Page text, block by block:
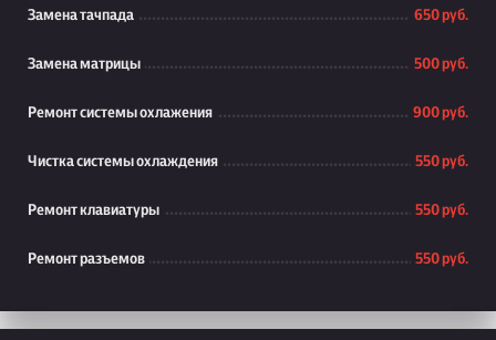
Замена тачпада 650 руб.
Замена матрицы 500 руб.
Ремонт системы охлажения 900 руб.
Чистка системы охлаждения 550 руб.
Ремонт клавиатуры 550 руб.
Ремонт разъемов 550 руб.